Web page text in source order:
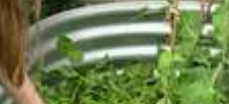
Schulmaterial
Einschulung
Übergang von Klasse 4 nach Klasse 5
Förderverein
Hort